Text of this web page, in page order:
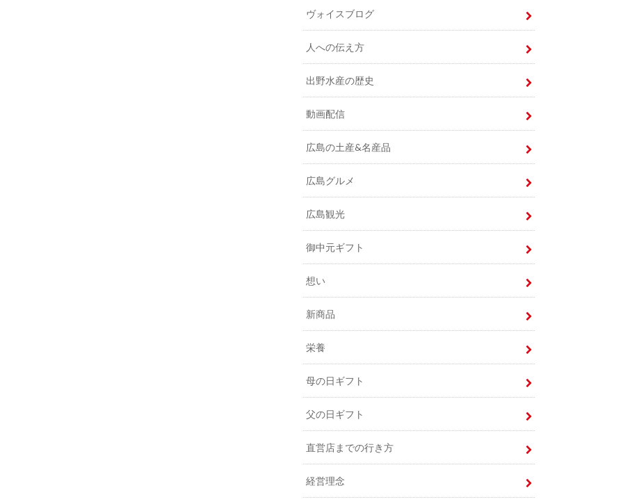
ヴォイスブログ
人への伝え方
出野水産の歴史
動画配信
広島の土産&名産品
広島グルメ
広島観光
御中元ギフト
想い
新商品
栄養
母の日ギフト
父の日ギフト
直営店までの行き方
経営理念